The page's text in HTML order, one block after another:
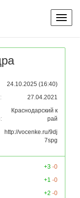
24.10.2025 (16:40)
27.04.2021
Краснодарский к
рай
http://vocenke.ru/9dj
7spg
+3 -0
+1 -0
+2 -0